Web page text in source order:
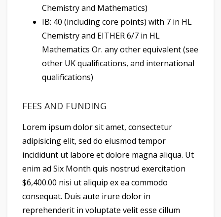
Chemistry and Mathematics)
IB: 40 (including core points) with 7 in HL
Chemistry and EITHER 6/7 in HL
Mathematics Or. any other equivalent (see
other UK qualifications, and international
qualifications)
FEES AND FUNDING
Lorem ipsum dolor sit amet, consectetur
adipisicing elit, sed do eiusmod tempor
incididunt ut labore et dolore magna aliqua. Ut
enim ad Six Month quis nostrud exercitation
$6,400.00 nisi ut aliquip ex ea commodo
consequat. Duis aute irure dolor in
reprehenderit in voluptate velit esse cillum